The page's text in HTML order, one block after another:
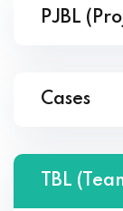
PJBL
Cases
TBL